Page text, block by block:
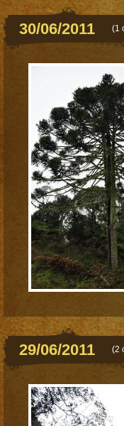
30/06/2011 (1
29/06/2011 (2